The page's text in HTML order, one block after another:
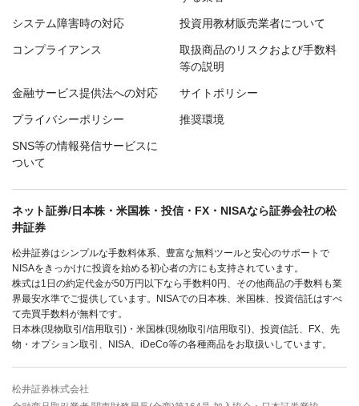
システム障害時の対応 投資用教材販売業者について
コンプライアンス
取扱商品のリスクおよび手数料
等の説明
金融サービス提供法への対応 サイトポリシー
プライバシーポリシー 推奨環境
SNS等の情報発信サービスに
ついて
ネット証券/日本株・米国株・投信・FX・NISAなら証券会社の松
井証券
松井証券はシンプルな手数料体系、豊富な無料ツールと安心のサポートで
NISAをきっかけに投資を始める初心者の方にも支持されています。
株式は1日の約定代金が50万円以下なら手数料0円、その他商品の手数料も業
界最安水準でご提供しています。NISAでの日本株、米国株、投資信託はすべ
て売買手数料が無料です。
日本株(現物取引/信用取引)・米国株(現物取引/信用取引)、投資信託、FX、先
物・オプション取引、NISA、iDeCo等の各種商品をお取扱いしています。
松井証券株式会社